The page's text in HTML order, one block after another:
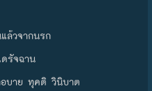
ล้วจากนรก
ดรัจฉาน
อบาย ทุคติ วินิบาต